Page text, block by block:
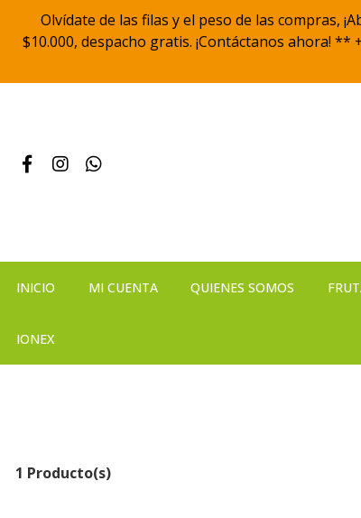
Olvídate de las filas y el peso de las compras,
$10.000, despacho gratis. ¡Contáctanos ahora!
INICIO MI CUENTA QUIENES SOMOS
IONEX
1 Producto(s)